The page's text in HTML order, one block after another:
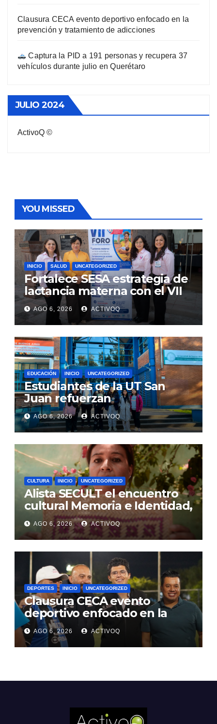
Clausura CECA evento deportivo enfocado en la
prevención y tratamiento de adicciones
Captura la PID a 191 personas y recupera 37
vehículos durante julio en Querétaro
JULIO 2024
ActivoQ ©
YOU MISSED
INICIO SALUD UNCATEGORIZED
Fortalece SESA estrategia de
lactancia materna con el VII
Foro Estatal en la UAQ
AGO 6, 2026 ACTIVOQ
EDUCACIÓN INICIO UNCATEGORIZED
Estudiantes de la UT San
Juan refuerzan
conocimientos de turismo
rural, en Argentina
AGO 6, 2026 ACTIVOQ
CULTURA INICIO UNCATEGORIZED
Alista SECULT el encuentro
cultural Memoria e Identidad,
en Jalpan de Serra
AGO 6, 2026 ACTIVOQ
DEPORTES INICIO UNCATEGORIZED
Clausura CECA evento
deportivo enfocado en la
prevención y tratamiento de
adicciones
AGO 6, 2026 ACTIVOQ